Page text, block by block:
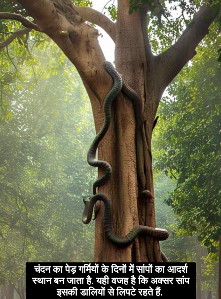
चंदन का पेड़ गर्मियों के दिनों में सांपों का आदर्श
स्थान बन जाता है. यही वजह है कि अक्सर सांप
इसकी डालियों से लिपटे रहते हैं.